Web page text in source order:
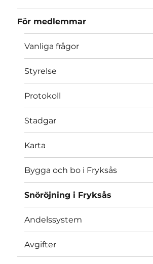
För medlemmar
Vanliga frågor
Styrelse
Protokoll
Stadgar
Karta
Bygga och bo i Fryksås
Snöröjning i Fryksås
Andelssystem
Avgifter